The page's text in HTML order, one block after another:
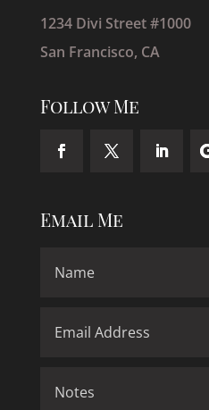
1234 Divi Street #1000
San Francisco, CA
Follow Me
Email Me